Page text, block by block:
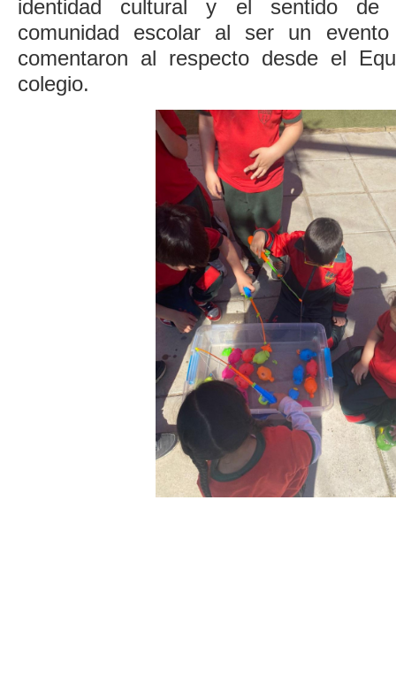
identidad cultural y el sentido de
comunidad escolar al ser un
comentaron al respecto desde el
colegio.